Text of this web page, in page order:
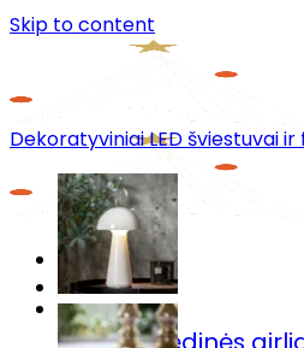
Skip to content
Menu
Prekių katalogas
Dekoratyviniai LED šviestuvai